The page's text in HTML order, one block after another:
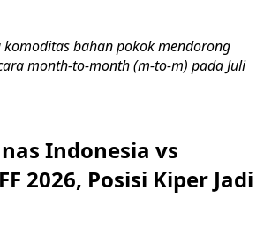
komoditas bahan pokok mendorong
month-to-month (m-to-m) pada Juli
Indonesia vs
2026, Posisi Kiper Jadi